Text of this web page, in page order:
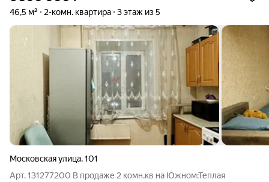
46,5 м² 2-комн. квартира 3 этаж из 5
Московская улица,101
Арт. 131277200 В продаже 2 комн.кв на Южном:Теплая